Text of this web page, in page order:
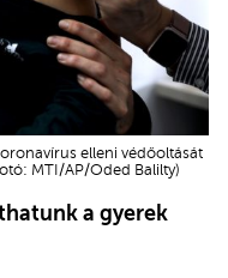
elleni védőoltását
MTI/AP/Oded Balilty)
a gyerek